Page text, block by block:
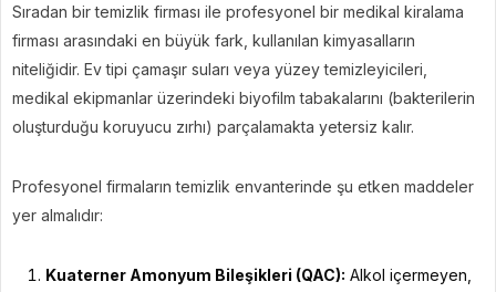
Sıradan bir temizlik firması ile profesyonel bir medikal kiralama
firması arasındaki en büyük fark, kullanılan kimyasalların
niteliğidir. Ev tipi çamaşır suları veya yüzey temizleyicileri,
medikal ekipmanlar üzerindeki biyofilm tabakalarını (bakterilerin
oluşturduğu koruyucu zırhı) parçalamakta yetersiz kalır.
Profesyonel firmaların temizlik envanterinde şu etken maddeler
yer almalıdır:
Kuaterner Amonyum Bileşikleri (QAC): Alkol içermeyen,